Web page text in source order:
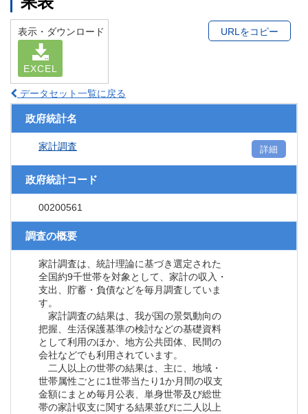
表示・ダウンロード
EXCEL
URLをコピー
データセット一覧に戻る
政府統計名
家計調査 詳細
政府統計コード
00200561
調査の概要
家計調査は、統計理論に基づき選定された
全国約9千世帯を対象として、家計の収入・
支出、貯蓄・負債などを毎月調査していま
す。
家計調査の結果は、我が国の景気動向の
把握、生活保護基準の検討などの基礎資料
として利用のほか、地方公共団体、民間の
会社などでも利用されています。
二人以上の世帯の結果は、主に、地域・
世帯属性ごとに1世帯当たり1か月間の収支
金額にまとめ毎月公表、単身世帯及び総世
帯の家計収支に関する結果並びに二人以上